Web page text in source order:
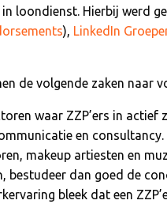
loondienst. Hierbij werd
), LinkedIn
de volgende zaken naar
waar ZZP’ers in
en
makeup artiesten en
bestudeer dan goed de
bleek dat een